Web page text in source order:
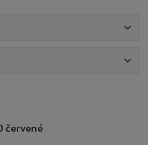
červené